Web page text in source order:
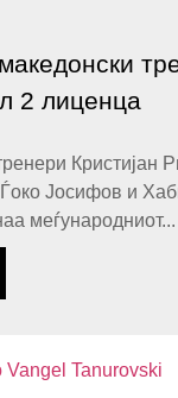
2 лиценца
Кристијан
Јосифов и
меѓународниот...